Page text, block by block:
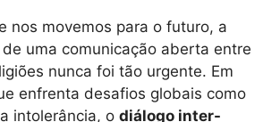
nos movemos para o futuro, a
uma comunicação aberta entre
nunca foi tão urgente. Em
enfrenta desafios globais como
intolerância, o diálogo inter-